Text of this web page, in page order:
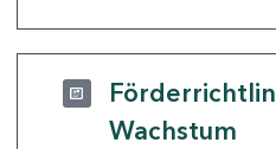
Wachstum